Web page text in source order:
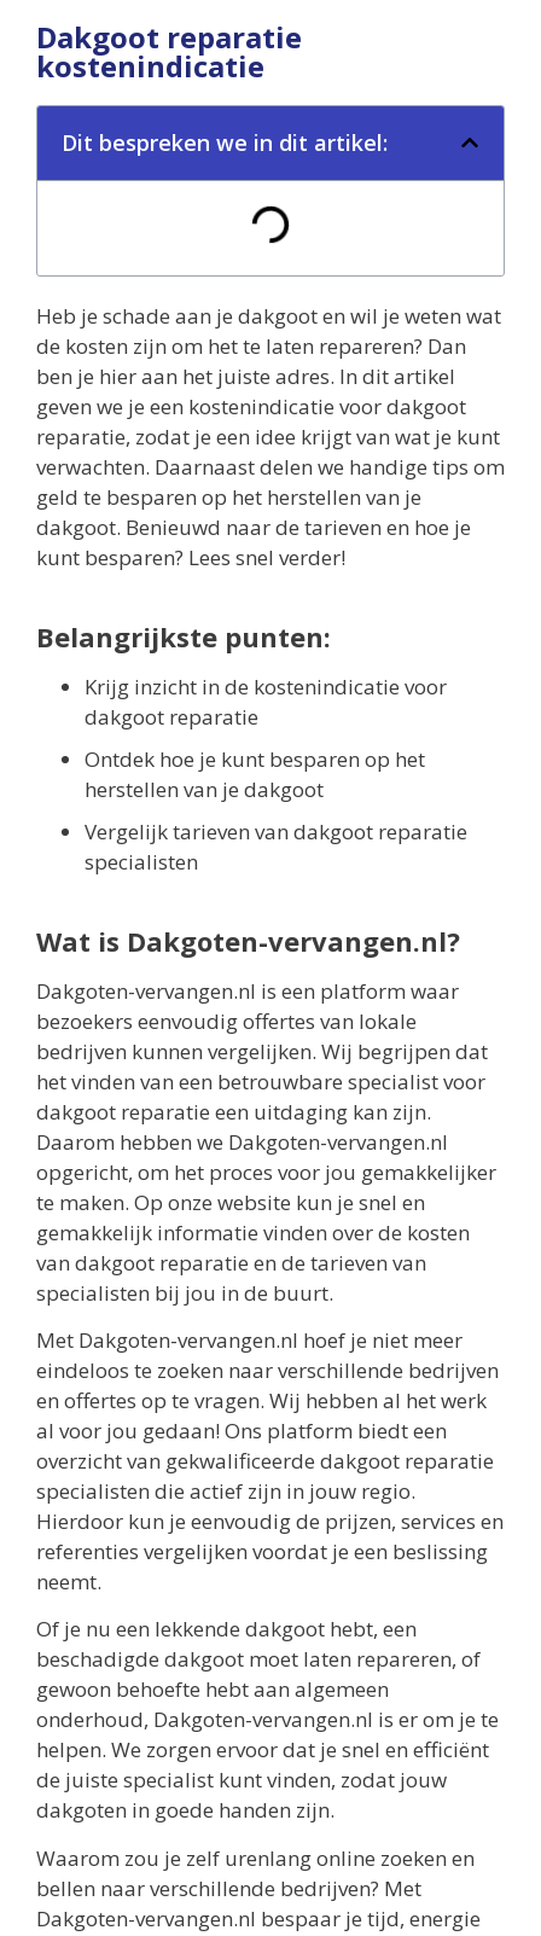
Dakgoot reparatie
kostenindicatie
Dit bespreken we in dit artikel:
Heb je schade aan je dakgoot en wil je weten wat
de kosten zijn om het te laten repareren? Dan
ben je hier aan het juiste adres. In dit artikel
geven we je een kostenindicatie voor dakgoot
reparatie, zodat je een idee krijgt van wat je kunt
verwachten. Daarnaast delen we handige tips om
geld te besparen op het herstellen van je
dakgoot. Benieuwd naar de tarieven en hoe je
kunt besparen? Lees snel verder!
Belangrijkste punten:
Krijg inzicht in de kostenindicatie voor
dakgoot reparatie
Ontdek hoe je kunt besparen op het
herstellen van je dakgoot
Vergelijk tarieven van dakgoot reparatie
specialisten
Wat is Dakgoten-vervangen.nl?
Dakgoten-vervangen.nl is een platform waar
bezoekers eenvoudig offertes van lokale
bedrijven kunnen vergelijken. Wij begrijpen dat
het vinden van een betrouwbare specialist voor
dakgoot reparatie een uitdaging kan zijn.
Daarom hebben we Dakgoten-vervangen.nl
opgericht, om het proces voor jou gemakkelijker
te maken. Op onze website kun je snel en
gemakkelijk informatie vinden over de kosten
van dakgoot reparatie en de tarieven van
specialisten bij jou in de buurt.
Met Dakgoten-vervangen.nl hoef je niet meer
eindeloos te zoeken naar verschillende bedrijven
en offertes op te vragen. Wij hebben al het werk
al voor jou gedaan! Ons platform biedt een
overzicht van gekwalificeerde dakgoot reparatie
specialisten die actief zijn in jouw regio.
Hierdoor kun je eenvoudig de prijzen, services en
referenties vergelijken voordat je een beslissing
neemt.
Of je nu een lekkende dakgoot hebt, een
beschadigde dakgoot moet laten repareren, of
gewoon behoefte hebt aan algemeen
onderhoud, Dakgoten-vervangen.nl is er om je te
helpen. We zorgen ervoor dat je snel en efficiënt
de juiste specialist kunt vinden, zodat jouw
dakgoten in goede handen zijn.
Waarom zou je zelf urenlang online zoeken en
bellen naar verschillende bedrijven? Met
Dakgoten-vervangen.nl bespaar je tijd, energie